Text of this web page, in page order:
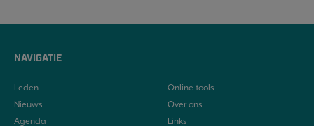
NAVIGATIE
Leden
Nieuws
Agenda
Online tools
Over ons
Links